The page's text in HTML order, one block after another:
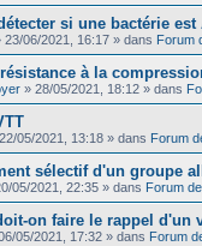
si une bactérie
23/06/2021, 16:17 » dans Forum
à la
» 28/05/2021, 18:12 » dans
22/05/2021, 13:18 » dans Forum
sélectif d'un groupe
05/2021, 22:35 » dans Forum
on faire le rappel d'un
05/2021, 17:32 » dans Forum